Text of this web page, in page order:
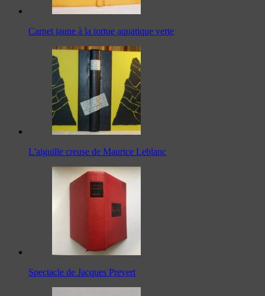
Carnet jaune à la tortue aquatique verte
L'aiguille creuse de Maurice Leblanc
Spectacle de Jacques Prevert